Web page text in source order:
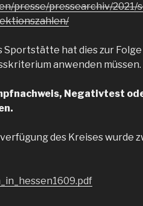
presse/pressearchiv/
Sportstätte hat dies zur
anwenden müssen.
Negativtest
des Kreises wurde